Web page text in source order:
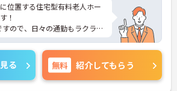
位置する住宅型有料老人ホー
！
ので、日々の通勤もラクラク
ら、さらに詳細をお伝えいた
問い合わせください！
る 無料 紹介してもらう